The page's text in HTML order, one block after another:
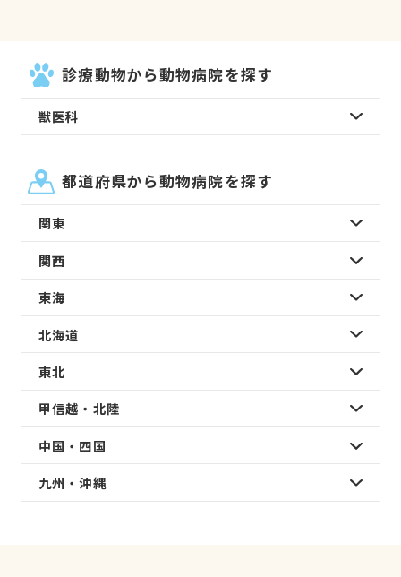
診療動物から動物病院を探す
獣医科
都道府県から動物病院を探す
関東
関西
東海
北海道
東北
甲信越・北陸
中国・四国
九州・沖縄